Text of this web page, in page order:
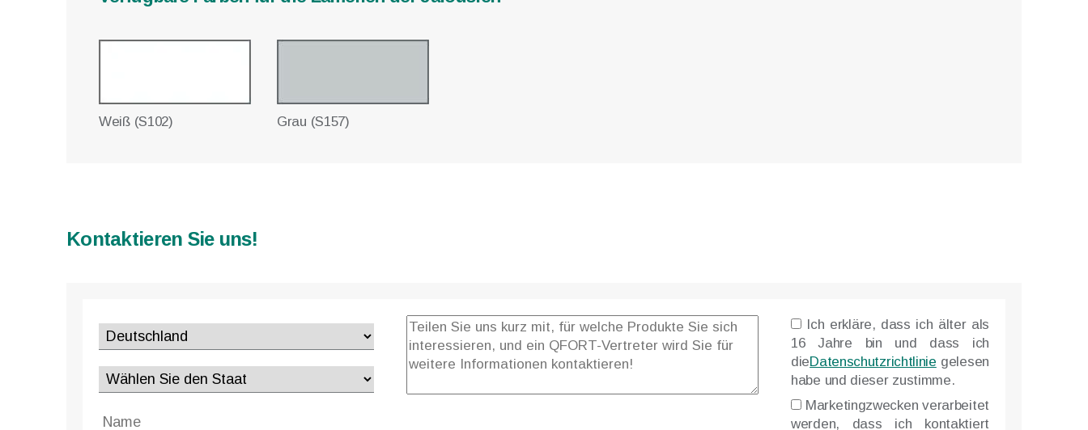
Weiß (S102) Grau (S157)
Kontaktieren Sie uns!
Ich erkläre, dass ich älter als
16 Jahre bin und dass ich
dieDatenschutzrichtlinie gelesen
habe und dieser zustimme.
Marketingzwecken verarbeitet
werden, dass ich kontaktiert